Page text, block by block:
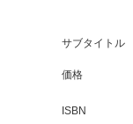
サブタイトル
価格
ISBN